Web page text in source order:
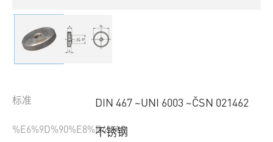
标准 DIN 467 ~UNI 6003 ~ČSN 021462
%E6%9D%90%E8%B4%A8
不锈钢